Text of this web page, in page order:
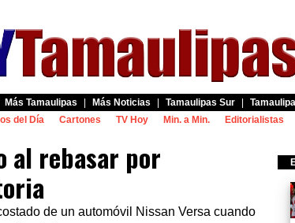
Más Tamaulipas Más Noticias Tamaulipas Sur
del Día Cartones TV Hoy Min. a Min. Editorialistas
al rebasar por
de un automóvil Nissan Versa cuando